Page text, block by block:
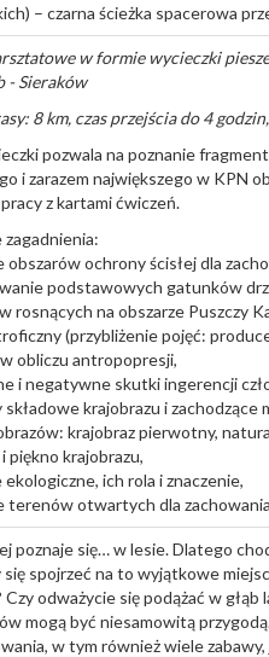
– czarna ścieżka spacerowa
w formie wycieczki
- Sieraków
8 km, czas przejścia do 4
pozwala na poznanie
i zarazem największego w KPN
z kartami ćwiczeń.
obszarów ochrony ścisłej dla
podstawowych gatunków
rosnących na obszarze Puszczy
(przybliżenie pojęć:
obliczu antropopresji,
i negatywne skutki ingerencji
krajobrazu i zachodzące
krajobraz pierwotny,
piękno krajobrazu,
ich rola i znaczenie,
terenów otwartych dla
poznaje się… w lesie. Dlatego
spojrzeć na to wyjątkowe
Czy odważycie się podążać w
mogą być niesamowitą
w tym również wiele